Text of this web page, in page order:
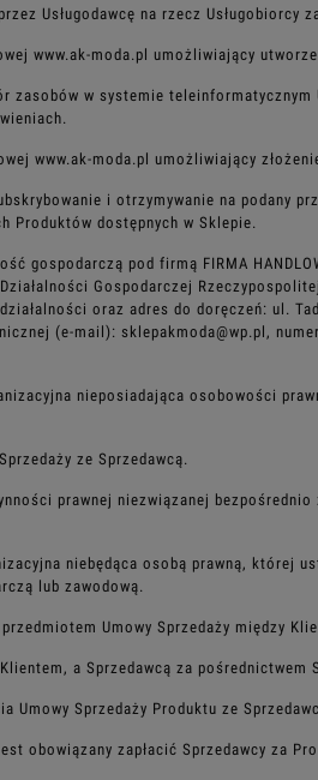
Usługodawcę na rzecz Usługobiorcy
www.ak-moda.pl umożliwiający
zasobów w systemie teleinformatycznym
www.ak-moda.pl umożliwiający
i otrzymywanie na podany
Produktów dostępnych w Sklepie.
gospodarczą pod firmą FIRMA
Gospodarczej
oraz adres do doręczeń: ul.
(e-mail): sklepakmoda@wp.pl,
nieposiadająca osobowości
ze Sprzedawcą.
prawnej niezwiązanej bezpośrednio
niebędąca osobą prawną, której
lub zawodową.
Umowy Sprzedaży między
a Sprzedawcą za pośrednictwem
Umowy Sprzedaży Produktu ze
obowiązany zapłacić Sprzedawcy za